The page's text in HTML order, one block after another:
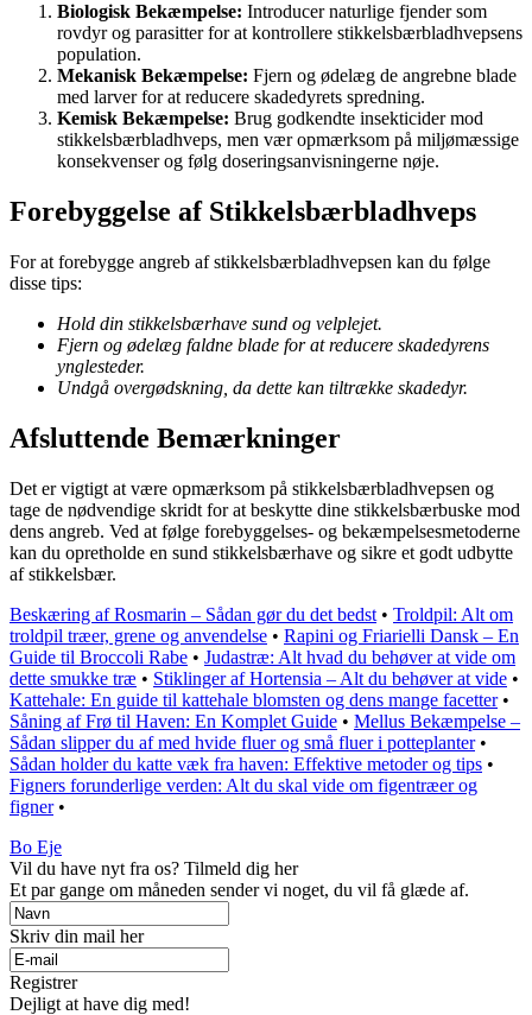
Biologisk Bekæmpelse: Introducer naturlige fjender som
rovdyr og parasitter for at kontrollere stikkelsbærbladhvepsens
population.
Mekanisk Bekæmpelse: Fjern og ødelæg de angrebne blade
med larver for at reducere skadedyrets spredning.
Kemisk Bekæmpelse: Brug godkendte insekticider mod
stikkelsbærbladhveps, men vær opmærksom på miljømæssige
konsekvenser og følg doseringsanvisningerne nøje.
Forebyggelse af Stikkelsbærbladhveps
For at forebygge angreb af stikkelsbærbladhvepsen kan du følge
disse tips:
Hold din stikkelsbærhave sund og velplejet.
Fjern og ødelæg faldne blade for at reducere skadedyrens
ynglesteder.
Undgå overgødskning, da dette kan tiltrække skadedyr.
Afsluttende Bemærkninger
Det er vigtigt at være opmærksom på stikkelsbærbladhvepsen og
tage de nødvendige skridt for at beskytte dine stikkelsbærbuske mod
dens angreb. Ved at følge forebyggelses- og bekæmpelsesmetoderne
kan du opretholde en sund stikkelsbærhave og sikre et godt udbytte
af stikkelsbær.
Beskæring af Rosmarin – Sådan gør du det bedst • Troldpil: Alt om
troldpil træer, grene og anvendelse • Rapini og Friarielli Dansk – En
Guide til Broccoli Rabe • Judastræ: Alt hvad du behøver at vide om
dette smukke træ • Stiklinger af Hortensia – Alt du behøver at vide •
Kattehale: En guide til kattehale blomsten og dens mange facetter•
Såning af Frø til Haven: En Komplet Guide • Mellus Bekæmpelse –
Sådan slipper du af med hvide fluer og små fluer i potteplanter•
Sådan holder du katte væk fra haven: Effektive metoder og tips •
Figners forunderlige verden: Alt du skal vide om figentræer og
figner•
Bo Eje
Vil du have nyt fra os? Tilmeld dig her
Et par gange om måneden sender vi noget, du vil få glæde af.
Skriv din mail her
Registrer
Dejligt at have dig med!